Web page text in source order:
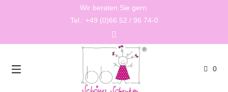
Wir beraten Sie gern.
Tel.: +49 (0)66 52 / 96 74-0
0